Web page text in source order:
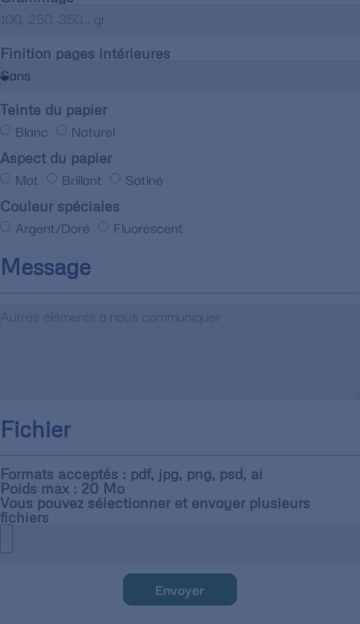
Finition pages intérieures
Teinte du papier
Blanc Naturel
Aspect du papier
Mat Brillant Satiné
Couleur spéciales
Argent/Doré Fluorescent
Message
Fichier
Formats acceptés : pdf, jpg, png, psd, ai
Poids max : 20 Mo
Vous pouvez sélectionner et envoyer plusieurs
fichiers
Envoyer